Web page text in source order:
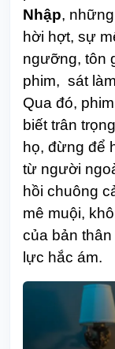
Nhập,
hời hợt, sự
ngưỡng, tôn
phim, sát
Qua đó,
biết trân
họ, đừng để
từ người
hồi chuông
mê muội,
của bản
lực hắc ám.